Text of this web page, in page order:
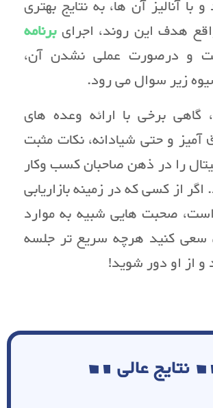
با آنالیز آن ها، به نتایج بهتری
هدف این روند، اجرایبرنامه
و درصورت عملی نشدن آن،
زیر سوال می رود.
گاهی برخی با ارائه وعده های
آمیز و حتی شیادانه، نکات مثبت
را در ذهن صاحبان کسب وکار
از کسی که در زمینه بازاریابی
است، صحبت هایی شبیه به موارد
سعی کنید هرچه سریع تر جلسه
و از او دور شوید!
نتایج عالی